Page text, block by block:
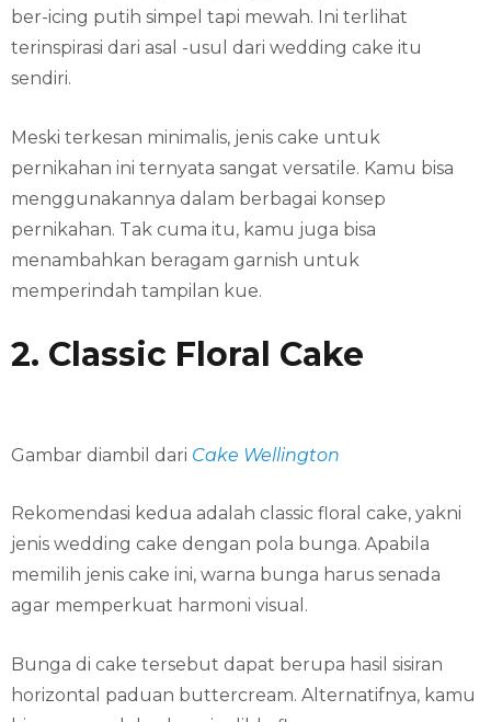
ber-icing putih simpel tapi mewah. Ini terlihat
terinspirasi dari asal -usul dari wedding cake itu
sendiri.
Meski terkesan minimalis, jenis cake untuk
pernikahan ini ternyata sangat versatile. Kamu bisa
menggunakannya dalam berbagai konsep
pernikahan. Tak cuma itu, kamu juga bisa
menambahkan beragam garnish untuk
memperindah tampilan kue.
2. Classic Floral Cake
Gambar diambil dari Cake Wellington
Rekomendasi kedua adalah classic floral cake, yakni
jenis wedding cake dengan pola bunga. Apabila
memilih jenis cake ini, warna bunga harus senada
agar memperkuat harmoni visual.
Bunga di cake tersebut dapat berupa hasil sisiran
horizontal paduan buttercream. Alternatifnya, kamu